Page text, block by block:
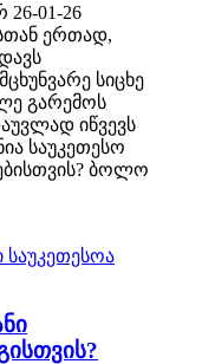
01-26
ერთად,
სიცხე
გარემოს
იწვევს
საუკეთესო
ბოლო